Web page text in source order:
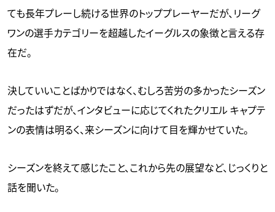
ても長年プレーし続ける世界のトッププレーヤーだが、リーグ
ワンの選手カテゴリーを超越したイーグルスの象徴と言える存
在だ。
決していいことばかりではなく、むしろ苦労の多かったシーズン
だったはずだが、インタビューに応じてくれたクリエル キャプテ
ンの表情は明るく、来シーズンに向けて目を輝かせていた。
シーズンを終えて感じたこと、これから先の展望など、じっくりと
話を聞いた。